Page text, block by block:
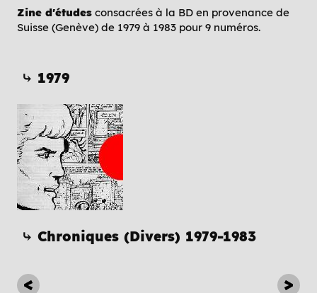
Zine d'études consacrées à la BD en provenance de
Suisse (Genève) de 1979 à 1983 pour 9 numéros.
⤷ 1979
⤷ Chroniques (Divers) 1979-1983